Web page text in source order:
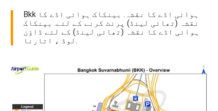
Bkk ہوائی اڈے کا نقشہ. بینکاک ہوائی اڈے کا
نقشہ (تھائی لینڈ) پرنٹ کرنے کے لئے. بینکاک
ہوائی اڈے کا نقشہ (تھائی لینڈ) کے لئے ڈاؤن
لوڈ ، اتارنا.